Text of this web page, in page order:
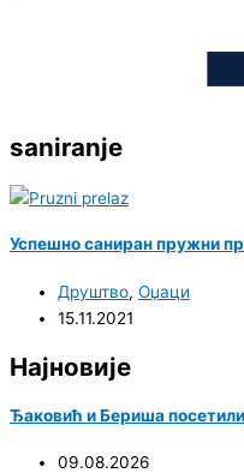
saniranje
Успешно саниран пружни
Друштво, Оџаци
15.11.2021
Најновије
Ђаковић и Бериша посетили
09.08.2026